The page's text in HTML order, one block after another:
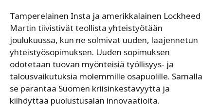
Tamperelainen Insta ja amerikkalainen Lockheed
Martin tiivistivät teollista yhteistyötään
joulukuussa, kun ne solmivat uuden, laajennetun
yhteistyösopimuksen. Uuden sopimuksen
odotetaan tuovan myönteisiä työllisyys- ja
talousvaikutuksia molemmille osapuolille. Samalla
se parantaa Suomen kriisinkestävyyttä ja
kiihdyttää puolustusalan innovaatioita.